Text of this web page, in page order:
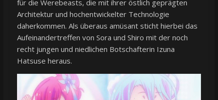
für die Werebeasts, die mit ihrer östlich geprägten
Architektur und hochentwickelter Technologie
daherkommen. Als überaus amüsant sticht hierbei das
Aufeinandertreffen von Sora und Shiro mit der noch
recht jungen und niedlichen Botschafterin Izuna
Hatsuse heraus.